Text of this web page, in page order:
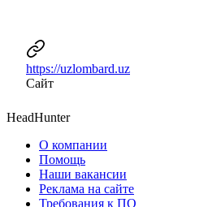
https://uzlombard.uz
Сайт
HeadHunter
О компании
Помощь
Наши вакансии
Реклама на сайте
Требования к ПО